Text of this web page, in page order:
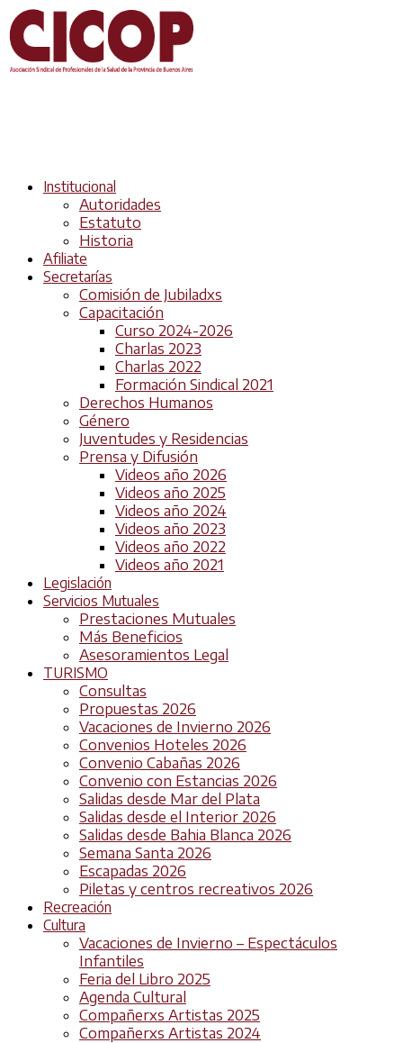
Institucional
Autoridades
Estatuto
Historia
Afiliate
Secretarías
Comisión de Jubiladxs
Capacitación
Curso 2024-2026
Charlas 2023
Charlas 2022
Formación Sindical 2021
Derechos Humanos
Género
Juventudes y Residencias
Prensa y Difusión
Videos año 2026
Videos año 2025
Videos año 2024
Videos año 2023
Videos año 2022
Videos año 2021
Legislación
Servicios Mutuales
Prestaciones Mutuales
Más Beneficios
Asesoramientos Legal
TURISMO
Consultas
Propuestas 2026
Vacaciones de Invierno 2026
Convenios Hoteles 2026
Convenio Cabañas 2026
Convenio con Estancias 2026
Salidas desde Mar del Plata
Salidas desde el Interior 2026
Salidas desde Bahia Blanca 2026
Semana Santa 2026
Escapadas 2026
Piletas y centros recreativos 2026
Recreación
Cultura
Vacaciones de Invierno – Espectáculos
Infantiles
Feria del Libro 2025
Agenda Cultural
Compañerxs Artistas 2025
Compañerxs Artistas 2024